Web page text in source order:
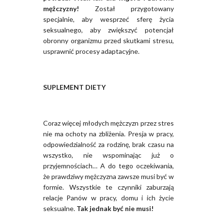
mężczyzny! Został przygotowany
specjalnie, aby wesprzeć sferę życia
seksualnego, aby zwiększyć potencjał
obronny organizmu przed skutkami stresu,
usprawnić procesy adaptacyjne.
SUPLEMENT DIETY
Coraz więcej młodych mężczyzn przez stres
nie ma ochoty na zbliżenia. Presja w pracy,
odpowiedzialność za rodzinę, brak czasu na
wszystko, nie wspominając już o
przyjemnościach… A do tego oczekiwania,
że prawdziwy mężczyzna zawsze musi być w
formie. Wszystkie te czynniki zaburzają
relacje Panów w pracy, domu i ich życie
seksualne. Tak jednak być nie musi!